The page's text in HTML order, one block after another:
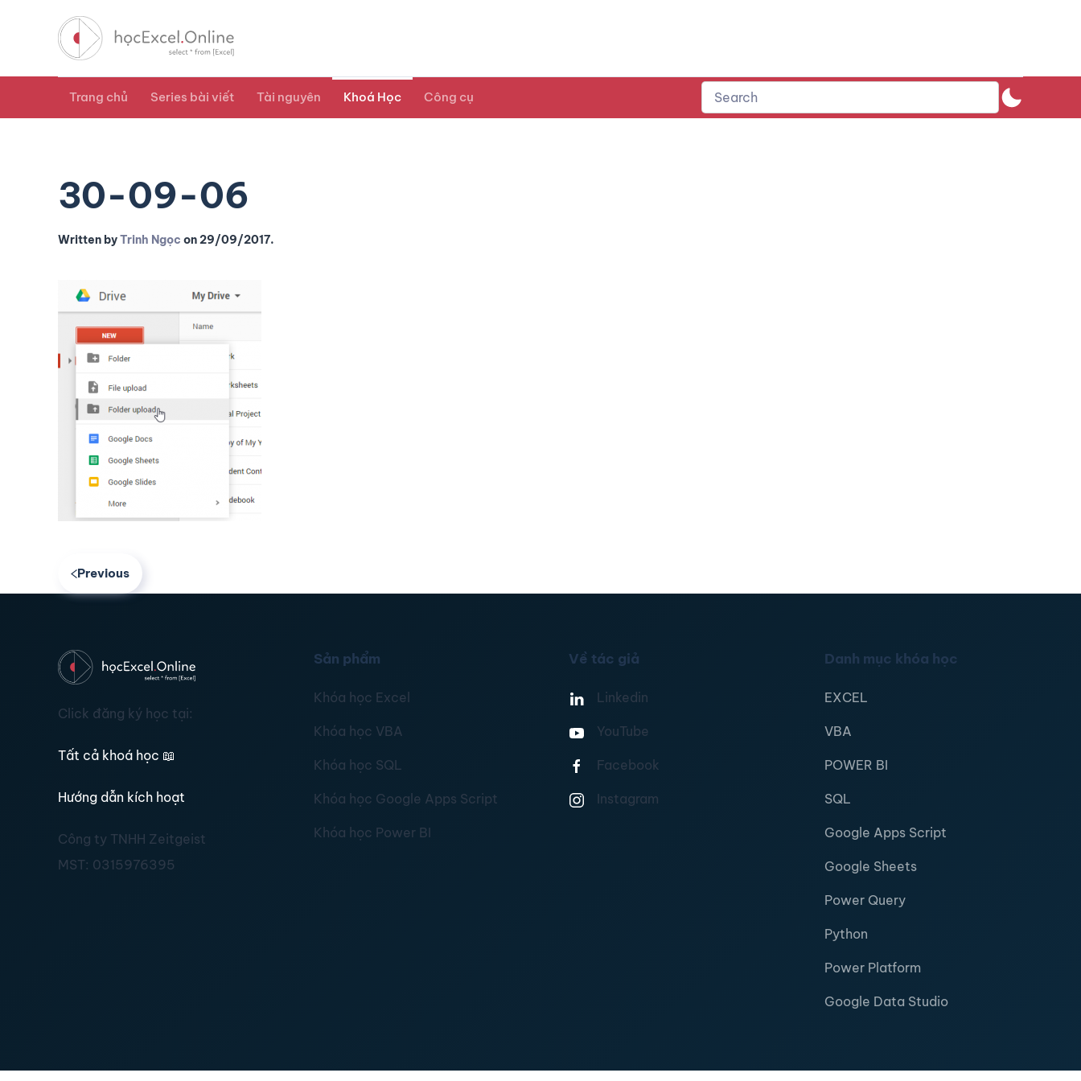
Trang chủ Series bài viết Tài nguyên Khoá Học Công cụ
30-09-06
Written byTrinh Ngọc on29/09/2017.
Previous
Click đăng ký học tại:
Tất cả khoá học 📖
Hướng dẫn kích hoạt
Công ty TNHH Zeitgeist
MST: 0315976395
Sản phẩm
Khóa học Excel
Khóa học VBA
Khóa học SQL
Khóa học Google Apps Script
Khóa học Power BI
Về tác giả
Linkedin
YouTube
Facebook
Instagram
Danh mục khóa học
EXCEL
VBA
POWER BI
SQL
Google Apps Script
Google Sheets
Power Query
Python
Power Platform
Google Data Studio